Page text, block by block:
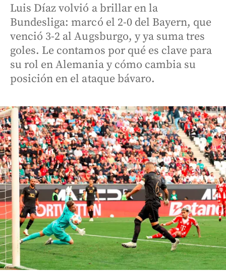
Luis Díaz volvió a brillar en la
Bundesliga: marcó el 2-0 del Bayern, que
venció 3-2 al Augsburgo, y ya suma tres
goles. Le contamos por qué es clave para
su rol en Alemania y cómo cambia su
posición en el ataque bávaro.